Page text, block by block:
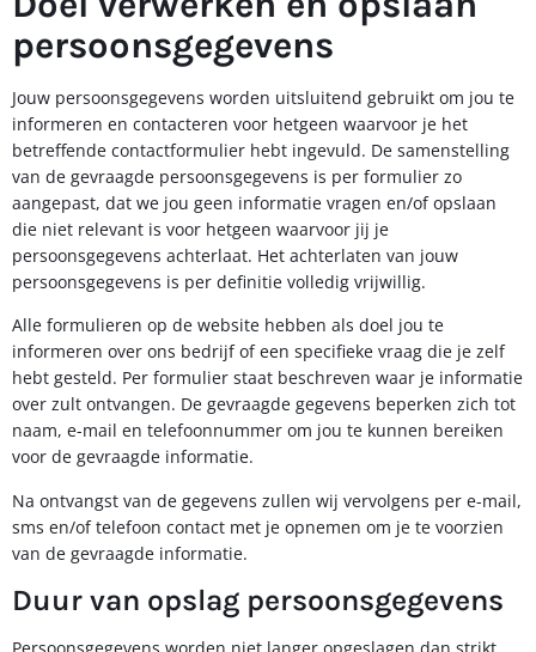
persoonsgegevens
Jouw persoonsgegevens worden uitsluitend gebruikt om jou te
informeren en contacteren voor hetgeen waarvoor je het
betreffende contactformulier hebt ingevuld. De samenstelling
van de gevraagde persoonsgegevens is per formulier zo
aangepast, dat we jou geen informatie vragen en/of opslaan
die niet relevant is voor hetgeen waarvoor jij je
persoonsgegevens achterlaat. Het achterlaten van jouw
persoonsgegevens is per definitie volledig vrijwillig.
Alle formulieren op de website hebben als doel jou te
informeren over ons bedrijf of een specifieke vraag die je zelf
hebt gesteld. Per formulier staat beschreven waar je informatie
over zult ontvangen. De gevraagde gegevens beperken zich tot
naam, e-mail en telefoonnummer om jou te kunnen bereiken
voor de gevraagde informatie.
Na ontvangst van de gegevens zullen wij vervolgens per e-mail,
sms en/of telefoon contact met je opnemen om je te voorzien
van de gevraagde informatie.
Duur van opslag persoonsgegevens